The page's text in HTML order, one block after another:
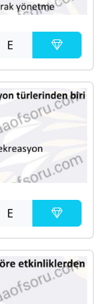
E
E